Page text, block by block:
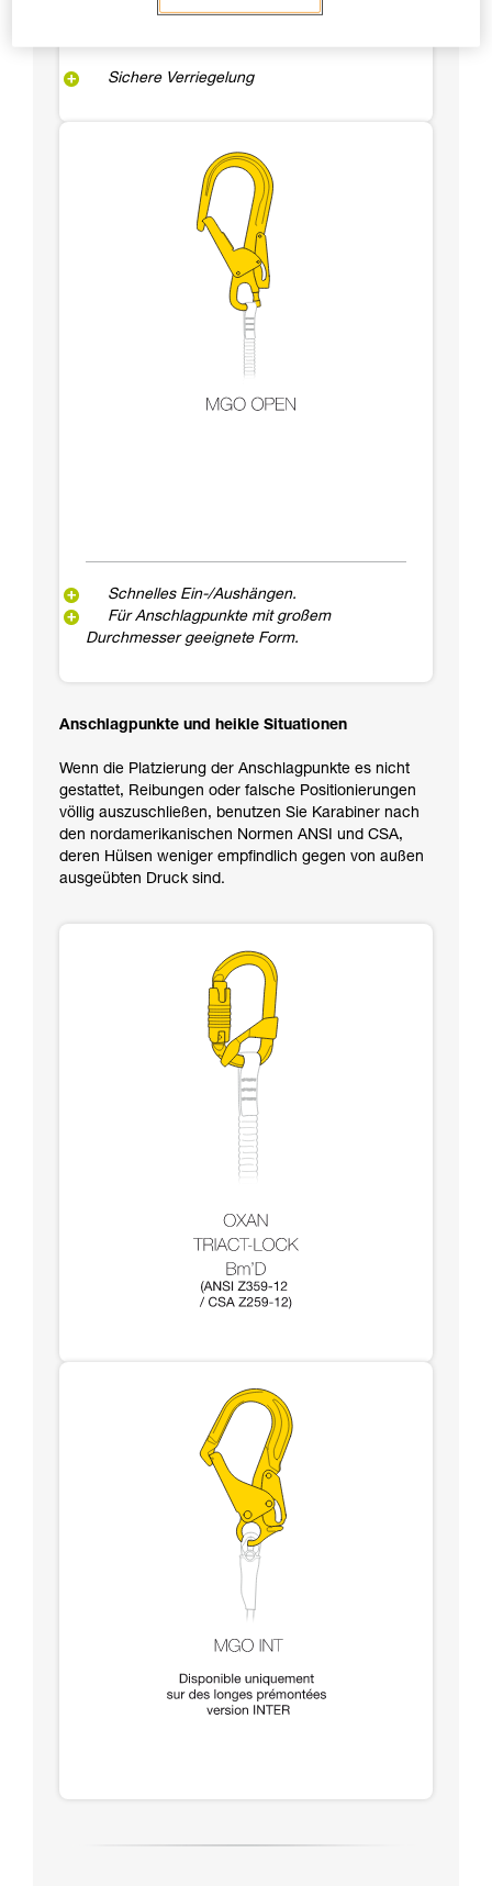
Sichere Verriegelung
Schnelles Ein-/Aushängen.
Für Anschlagpunkte mit großem
Durchmesser geeignete Form.
Anschlagpunkte und heikle Situationen
Wenn die Platzierung der Anschlagpunkte es nicht
gestattet, Reibungen oder falsche Positionierungen
völlig auszuschließen, benutzen Sie Karabiner nach
den nordamerikanischen Normen ANSI und CSA,
deren Hülsen weniger empfindlich gegen von außen
ausgeübten Druck sind.